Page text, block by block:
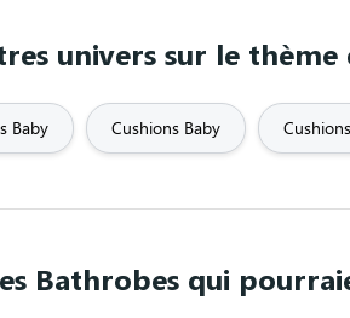
univers sur le thème
Baby Cushions Baby
Bathrobes qui